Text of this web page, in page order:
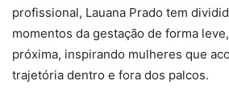
profissional, Lauana Prado tem
momentos da gestação de forma
próxima, inspirando mulheres que
trajetória dentro e fora dos palcos.